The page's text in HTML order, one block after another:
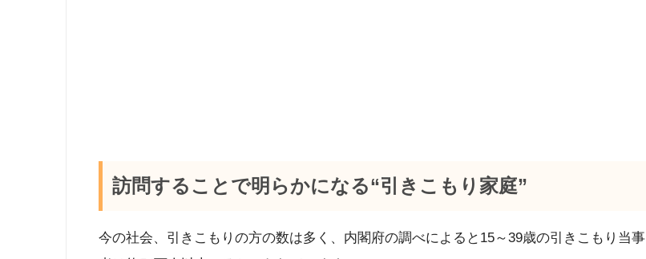
訪問することで明らかになる“引きこもり家庭”
今の社会、引きこもりの方の数は多く、内閣府の調べによると15～39歳の引きこもり当事